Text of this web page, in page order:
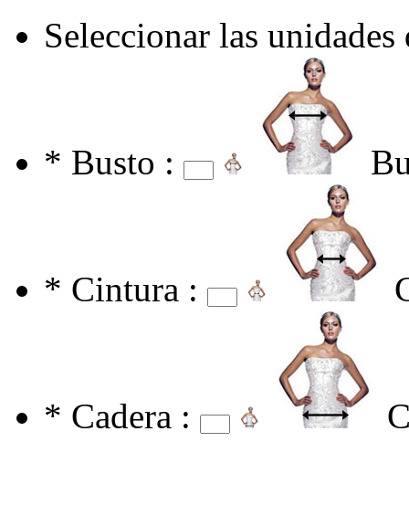
Seleccionar las
* Busto :
* Cintura :
* Cadera :